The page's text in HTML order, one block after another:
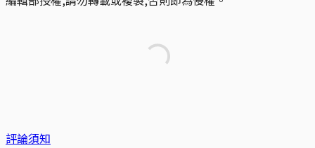
評論須知